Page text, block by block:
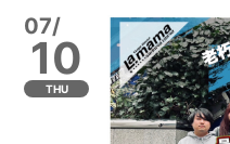
07/
10
THU